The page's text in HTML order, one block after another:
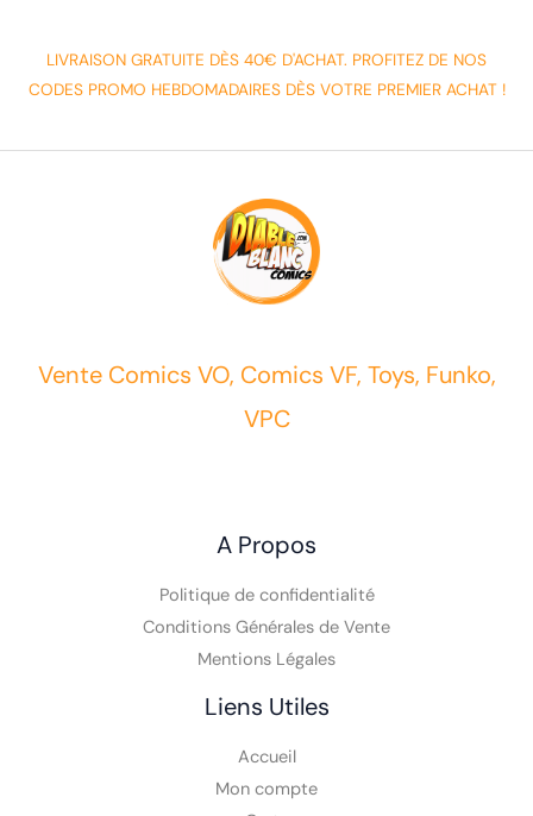
LIVRAISON GRATUITE DÈS 40€ D'ACHAT. PROFITEZ DE NOS
CODES PROMO HEBDOMADAIRES DÈS VOTRE PREMIER ACHAT !
Vente Comics VO, Comics VF, Toys, Funko,
VPC
A Propos
Politique de confidentialité
Conditions Générales de Vente
Mentions Légales
Liens Utiles
Accueil
Mon compte